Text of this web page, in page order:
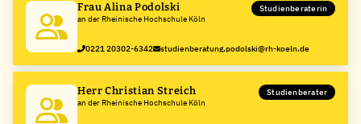
Frau Alina Podolski
an der Rheinische Hochschule Köln
Studienberaterin
0221 20302-6342 studienberatung.podolski@rh-koeln.de
Herr Christian Streich
an der Rheinische Hochschule Köln
Studienberater